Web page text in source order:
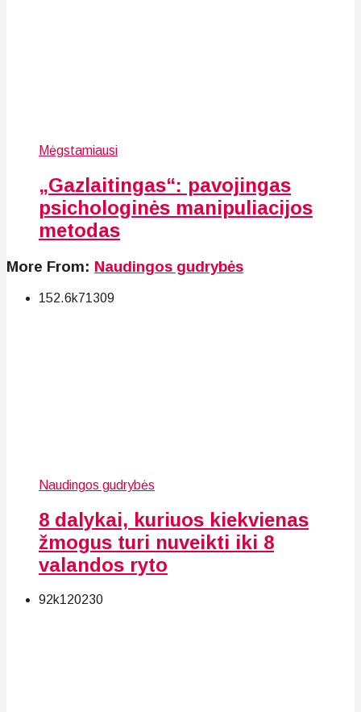
Mėgstamiausi
„Gazlaitingas“: pavojingas
psichologinės manipuliacijos
metodas
More From: Naudingos gudrybės
152.6k71 309
Naudingos gudrybės
8 dalykai, kuriuos kiekvienas
žmogus turi nuveikti iki 8
valandos ryto
92k120230